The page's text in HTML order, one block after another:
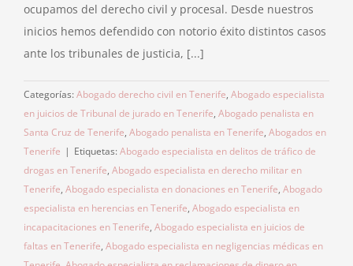
ocupamos del derecho civil y procesal. Desde nuestros
inicios hemos defendido con notorio éxito distintos casos
ante los tribunales de justicia, [...]
Categorías: Abogado derecho civil en Tenerife, Abogado especialista
en juicios de Tribunal de jurado en Tenerife, Abogado penalista en
Santa Cruz de Tenerife, Abogado penalista en Tenerife, Abogados en
Tenerife | Etiquetas: Abogado especialista en delitos de tráfico de
drogas en Tenerife, Abogado especialista en derecho militar en
Tenerife, Abogado especialista en donaciones en Tenerife, Abogado
especialista en herencias en Tenerife, Abogado especialista en
incapacitaciones en Tenerife, Abogado especialista en juicios de
faltas en Tenerife, Abogado especialista en negligencias médicas en